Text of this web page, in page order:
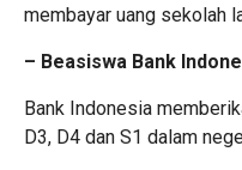
membayar uang sekolah
– Beasiswa Bank
Bank Indonesia
D3, D4 dan S1 dalam